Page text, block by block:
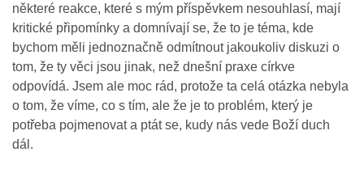
některé reakce, které s mým příspěvkem nesouhlasí, mají
kritické připomínky a domnívají se, že to je téma, kde
bychom měli jednoznačně odmítnout jakoukoliv diskuzi o
tom, že ty věci jsou jinak, než dnešní praxe církve
odpovídá. Jsem ale moc rád, protože ta celá otázka nebyla
o tom, že víme, co s tím, ale že je to problém, který je
potřeba pojmenovat a ptát se, kudy nás vede Boží duch
dál.